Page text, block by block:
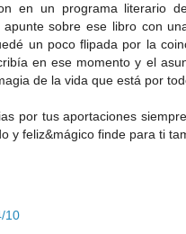
en un programa literario
apunte sobre ese libro con
un poco flipada por la
en ese momento y el
de la vida que está por
por tus aportaciones
y feliz&mágico finde para ti
10